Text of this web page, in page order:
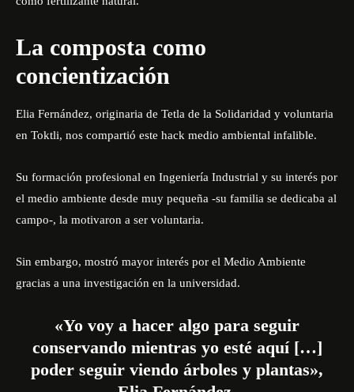
La composta como
concientización
Elia Fernández, originaria de Tetla de la Solidaridad y voluntaria
en Toktli, nos compartió este hack medio ambiental infalible.
Su formación profesional en Ingeniería Industrial y su interés por
el medio ambiente desde muy pequeña -su familia se dedicaba al
campo-, la motivaron a ser voluntaria.
Sin embargo, mostró mayor interés por el Medio Ambiente
gracias a una investigación en la universidad.
«Yo voy a hacer algo para seguir
conservando mientras yo esté aquí […]
poder seguir viendo árboles y plantas»,